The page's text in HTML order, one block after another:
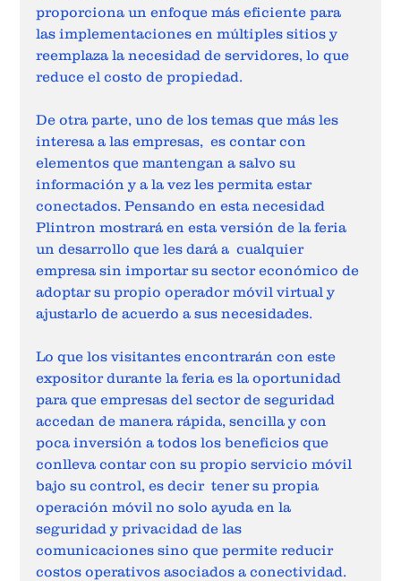
proporciona un enfoque más eficiente para
las implementaciones en múltiples sitios y
reemplaza la necesidad de servidores, lo que
reduce el costo de propiedad.
De otra parte, uno de los temas que más les
interesa a las empresas,  es contar con
elementos que mantengan a salvo su
información y a la vez les permita estar
conectados. Pensando en esta necesidad
Plintron mostrará en esta versión de la feria
un desarrollo que les dará a  cualquier
empresa sin importar su sector económico de
adoptar su propio operador móvil virtual y
ajustarlo de acuerdo a sus necesidades.
Lo que los visitantes encontrarán con este
expositor durante la feria es la oportunidad
para que empresas del sector de seguridad
accedan de manera rápida, sencilla y con
poca inversión a todos los beneficios que
conlleva contar con su propio servicio móvil
bajo su control, es decir  tener su propia
operación móvil no solo ayuda en la
seguridad y privacidad de las
comunicaciones sino que permite reducir
costos operativos asociados a conectividad.